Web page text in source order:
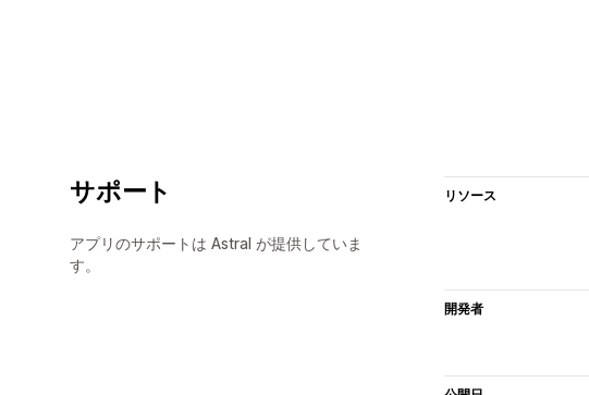
サポート
アプリのサポートは Astral が提供していま
す。
リソース
開発者